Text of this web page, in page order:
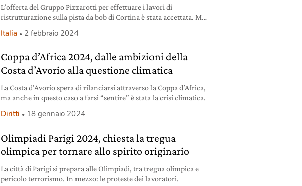
L’offerta del Gruppo Pizzarotti per effettuare i lavori di
ristrutturazione sulla pista da bob di Cortina è stata accettata. Ma i
Italia 2 febbraio 2024
Coppa d’Africa 2024, dalle ambizioni della
Costa d’Avorio alla questione climatica
La Costa d’Avorio spera di rilanciarsi attraverso la Coppa d’Africa,
ma anche in questo caso a farsi “sentire” è stata la crisi climatica.
Diritti 18 gennaio 2024
Olimpiadi Parigi 2024, chiesta la tregua
olimpica per tornare allo spirito originario
La città di Parigi si prepara alle Olimpiadi, tra tregua olimpica e
pericolo terrorismo. In mezzo: le proteste dei lavoratori.